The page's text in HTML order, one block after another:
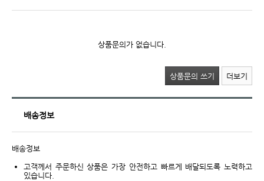
상품문의가 없습니다.
상품문의 쓰기 더보기
배송정보
배송정보
고객께서 주문하신 상품은 가장 안전하고 빠르게 배달되도록 노력하고
있습니다.